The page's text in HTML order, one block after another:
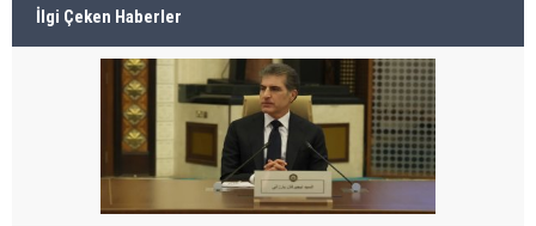
İlgi Çeken Haberler